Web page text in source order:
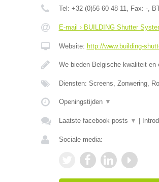
Tel: +32 (0)56 60 48 11, Fax: -,
E-mail › BUILDING Shutter
Website: http://www.building-
We bieden Belgische kwaliteit en
Diensten: Screens, Zonwering,
Openingstijden ▼
Laatste facebook posts ▼
Sociale media: